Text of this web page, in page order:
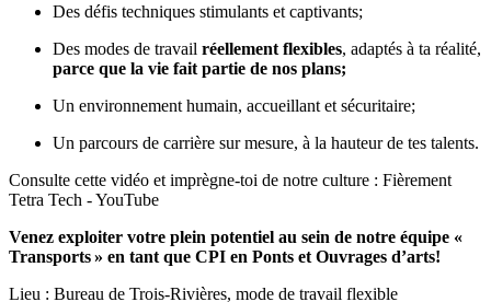
Des défis techniques stimulants et captivants;
Des modes de travail réellement flexibles, adaptés à ta réalité,
parce que la vie fait partie de nos plans;
Un environnement humain, accueillant et sécuritaire;
Un parcours de carrière sur mesure, à la hauteur de tes talents.
Consulte cette vidéo et imprègne-toi de notre culture : Fièrement
Tetra Tech - YouTube
Venez exploiter votre plein potentiel au sein de notre équipe «
Transports» en tant que CPI en Ponts et Ouvrages d’arts!
Lieu : Bureau de Trois-Rivières, mode de travail flexible